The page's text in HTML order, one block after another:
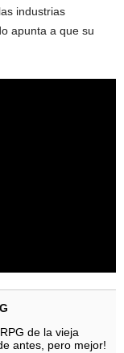
industrias
apunta a que su
de la vieja
antes, pero mejor!